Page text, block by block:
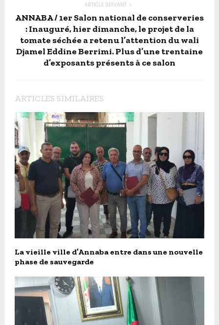
ARTICLE SUIVANT
ANNABA / 1er Salon national de conserveries
: Inauguré, hier dimanche, le projet de la
tomate séchée a retenu l’attention du wali
Djamel Eddine Berrimi. Plus d’une trentaine
d’exposants présents à ce salon
ARTICLES SIMILAIRES
La vieille ville d’Annaba entre dans une nouvelle
phase de sauvegarde